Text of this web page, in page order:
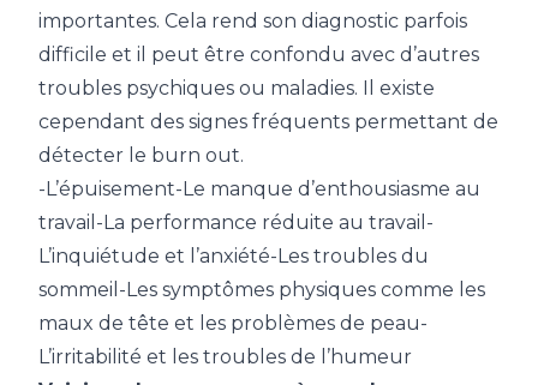
importantes. Cela rend son diagnostic parfois
difficile et il peut être confondu avec d’autres
troubles psychiques ou maladies. Il existe
cependant des signes fréquents permettant de
détecter le burn out.
-L’épuisement-Le manque d’enthousiasme au
travail-La performance réduite au travail-
L’inquiétude et l’anxiété-Les troubles du
sommeil-Les symptômes physiques comme les
maux de tête et les problèmes de peau-
L’irritabilité et les troubles de l’humeur